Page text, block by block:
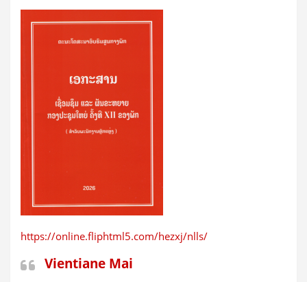
https://online.fliphtml5.com/hezxj/nlls/
Vientiane Mai